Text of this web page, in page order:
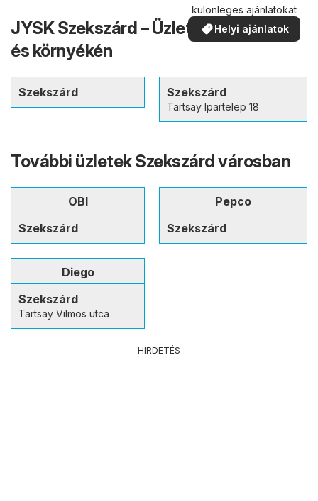
különleges ajánlatokat
Helyi ajánlatok
JYSK Szekszárd – Üzletek a városban
és környékén
Szekszárd Szekszárd
Tartsay Ipartelep 18
További üzletek Szekszárd városban
OBI
Szekszárd
Pepco
Szekszárd
Diego
Szekszárd
Tartsay Vilmos utca
HIRDETÉS